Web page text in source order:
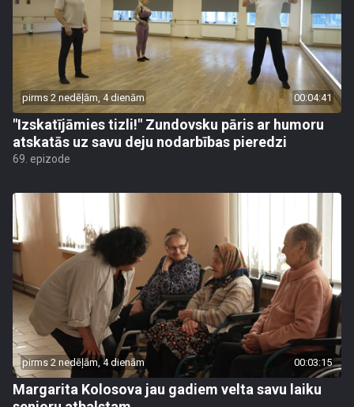
pirms 2 nedēļām, 4 dienām 00:04:41
"Izskatījāmies tizli!" Zundovsku pāris ar humoru
atskatās uz savu deju nodarbības pieredzi
69. epizode
pirms 2 nedēļām, 4 dienām 00:03:15
Margarita Kolosova jau gadiem velta savu laiku